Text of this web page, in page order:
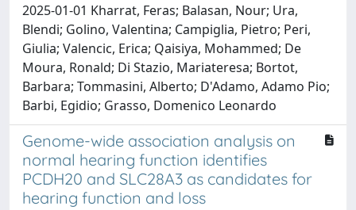
2025-01-01 Kharrat, Feras; Balasan, Nour; Ura,
Blendi; Golino, Valentina; Campiglia, Pietro; Peri,
Giulia; Valencic, Erica; Qaisiya, Mohammed; De
Moura, Ronald; Di Stazio, Mariateresa; Bortot,
Barbara; Tommasini, Alberto; D'Adamo, Adamo Pio;
Barbi, Egidio; Grasso, Domenico Leonardo
Genome-wide association analysis on
normal hearing function identifies
PCDH20 and SLC28A3 as candidates for
hearing function and loss